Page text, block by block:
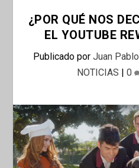
¿POR QUÉ NOS
EL YOUTUBE
Publicado por Juan
NOTICIAS | 0